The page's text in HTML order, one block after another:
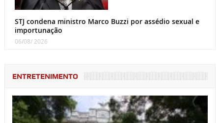
STJ condena ministro Marco Buzzi por assédio sexual e
importunação
06/08/ 2026
ENTRETENIMENTO